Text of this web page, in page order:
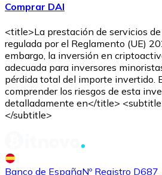
ComprarAlgorandcon
ALGO
Comprar DAI
<title>La prestación de servicios
regulada por el Reglamento (UE)
embargo, la inversión en
adecuada para inversores
pérdida total del importe invertido.
comprender los riesgos de esta
detalladamente en</title>
</subtitle>
Banco de EspañaNº Registro D687